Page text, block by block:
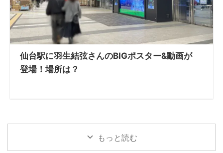
仙台駅に羽生結弦さんのBIGポスター&動画が
登場！場所は？
もっと読む